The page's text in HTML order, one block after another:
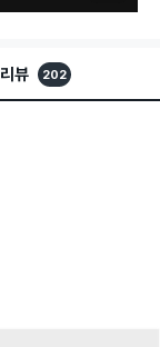
리뷰 202